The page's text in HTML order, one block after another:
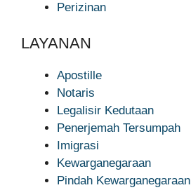
Perizinan
LAYANAN
Apostille
Notaris
Legalisir Kedutaan
Penerjemah Tersumpah
Imigrasi
Kewarganegaraan
Pindah Kewarganegaraan